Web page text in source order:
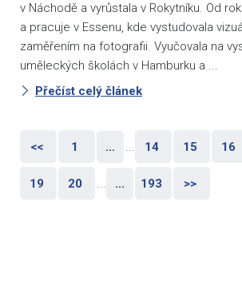
v Náchodě a vyrůstala v Rokytníku. Od
a pracuje v Essenu, kde vystudovala
zaměřením na fotografii. Vyučovala na
uměleckých školách v Hamburku a ...
Přečíst celý článek
<< 1 ... ... 14 15 16
19 20 ... ... 193 >>